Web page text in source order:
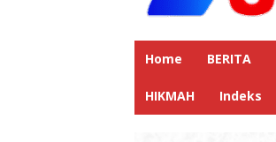
Home BERITA
HIKMAH Indeks